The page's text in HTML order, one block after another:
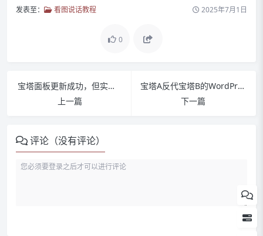
发表至： 看图说话教程 2025年7月1日
0
宝塔面板更新成功，但实际无反应
上一篇
宝塔A反代宝塔B的WordPress的一些设置
下一篇
评论（没有评论）